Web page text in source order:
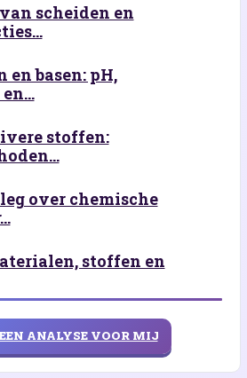
scheiden en
en basen: pH,
stoffen:
over chemische
stoffen en
ANALYSE VOOR MIJ